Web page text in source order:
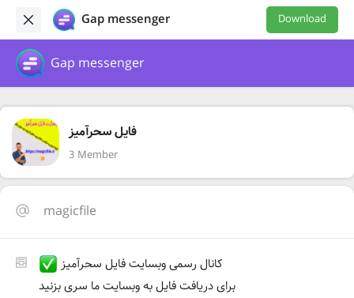
Gap messenger Download
Gap messenger
فایل سحرآمیز
3 Member
magicfile
کانال رسمی وبسایت فایل سحرآمیز
برای دریافت فایل به وبسایت ما سری بزنید